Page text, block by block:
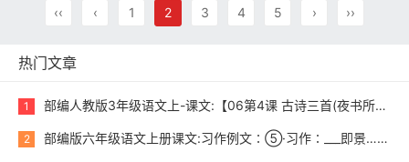
‹‹ ‹ 1 2 3 4 5 › ››
热门文章
1 部编人教版3年级语文上-课文:【06第4课 古诗三首(夜书所见)】视频网课内容
2 部编版六年级语文上册课文:习作例文∶⑤·习作∶___即景……………img102.jpg;尾巴空格语文园地：第103页内容;第104页内容;